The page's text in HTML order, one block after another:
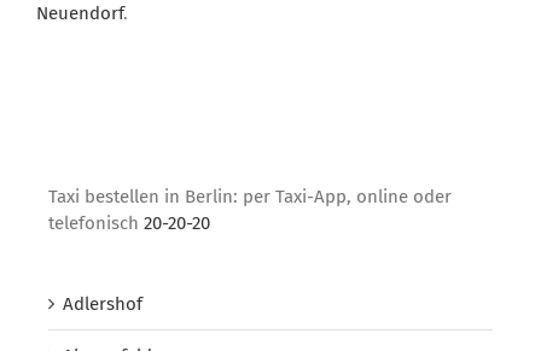
Neuendorf.
Taxi bestellen in Berlin: per Taxi-App, online oder
telefonisch 20-20-20
Adlershof